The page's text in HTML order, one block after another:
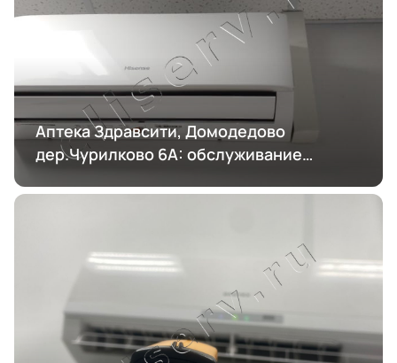
Аптека Здравсити, Домодедово
дер.Чурилково 6А: обслуживание